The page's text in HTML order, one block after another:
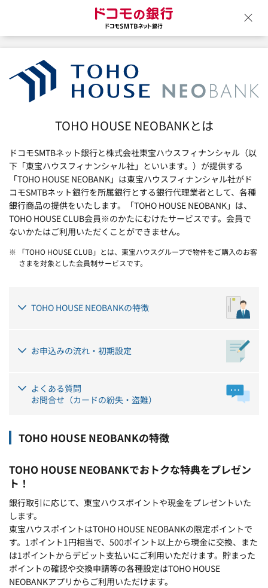
TOHO HOUSE NEOBANKとは
ドコモSMTBネット銀行と株式会社東宝ハウスフィナンシャル（以
下「東宝ハウスフィナンシャル社」といいます。）が提供する
「TOHO HOUSE NEOBANK」は東宝ハウスフィナンシャル社がド
コモSMTBネット銀行を所属銀行とする銀行代理業者として、各種
銀行商品の提供をいたします。「TOHO HOUSE NEOBANK」は、
TOHO HOUSE CLUB会員※のかたにむけたサービスです。会員で
ないかたはご利用いただくことができません。
※ 「TOHO HOUSE CLUB」とは、東宝ハウスグループで物件をご購入のお客
さまを対象とした会員制サービスです。
TOHO HOUSE NEOBANKの特徴
お申込みの流れ・初期設定
よくある質問
お問合せ（カードの紛失・盗難）
TOHO HOUSE NEOBANKの特徴
TOHO HOUSE NEOBANKでおトクな特典をプレゼン
ト！
銀行取引に応じて、東宝ハウスポイントや現金をプレゼントいた
します。
東宝ハウスポイントはTOHO HOUSE NEOBANKの限定ポイントで
す。1ポイント1円相当で、500ポイント以上から現金に交換、また
は1ポイントからデビット支払いにご利用いただけます。貯まった
ポイントの確認や交換申請等の各種設定はTOHO HOUSE
NEOBANKアプリからご利用いただけます。